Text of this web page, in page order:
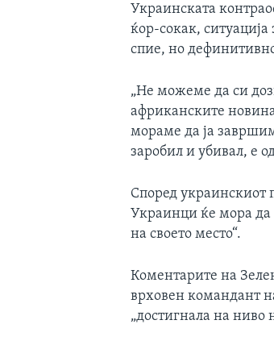
Украинската
ќор-сокак, ситуација
спие, но
„Не можеме да си
африканските
мораме да ја
заробил и убивал, е
Според украинскиот
Украинци ќе мора да
на своето место“.
Коментарите на
врховен командант
„достигнала на ниво